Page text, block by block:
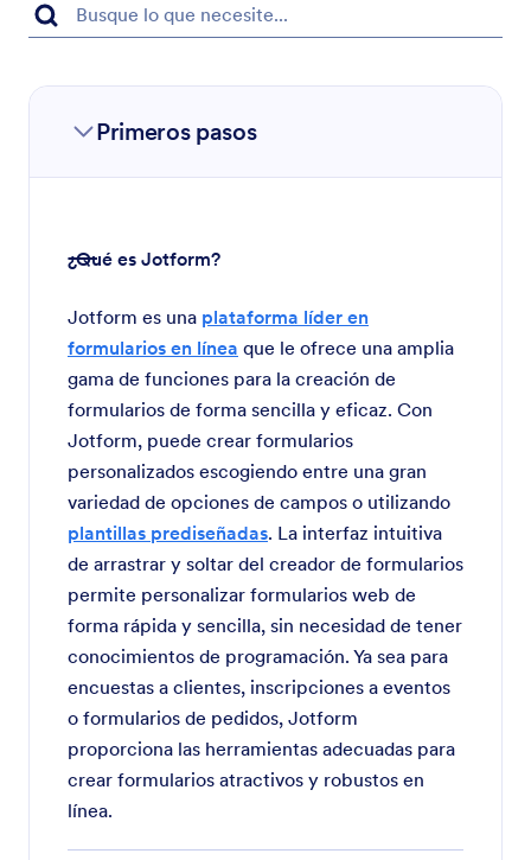
Primeros pasos
¿Qué es Jotform?
Jotform es una plataforma líder en
formularios en línea que le ofrece una amplia
gama de funciones para la creación de
formularios de forma sencilla y eficaz. Con
Jotform, puede crear formularios
personalizados escogiendo entre una gran
variedad de opciones de campos o utilizando
plantillas prediseñadas. La interfaz intuitiva
de arrastrar y soltar del creador de formularios
permite personalizar formularios web de
forma rápida y sencilla, sin necesidad de tener
conocimientos de programación. Ya sea para
encuestas a clientes, inscripciones a eventos
o formularios de pedidos, Jotform
proporciona las herramientas adecuadas para
crear formularios atractivos y robustos en
línea.